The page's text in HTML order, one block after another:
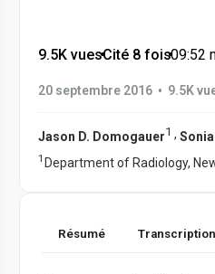
9.5K vues•Cité 8 fois•09:52
20 septembre 2016 • 9.5K
Jason D. Domogauer1 ,
1 Department of Radiology,
Résumé Transcription